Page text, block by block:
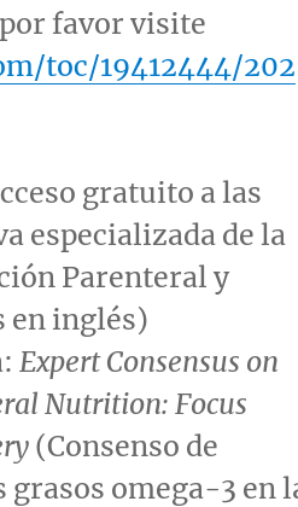
favor visite
toc/19412444/202
gratuito a las
especializada de la
Parenteral y
en inglés)
Expert Consensus on
Nutrition: Focus
(Consenso de
grasos omega-3 en